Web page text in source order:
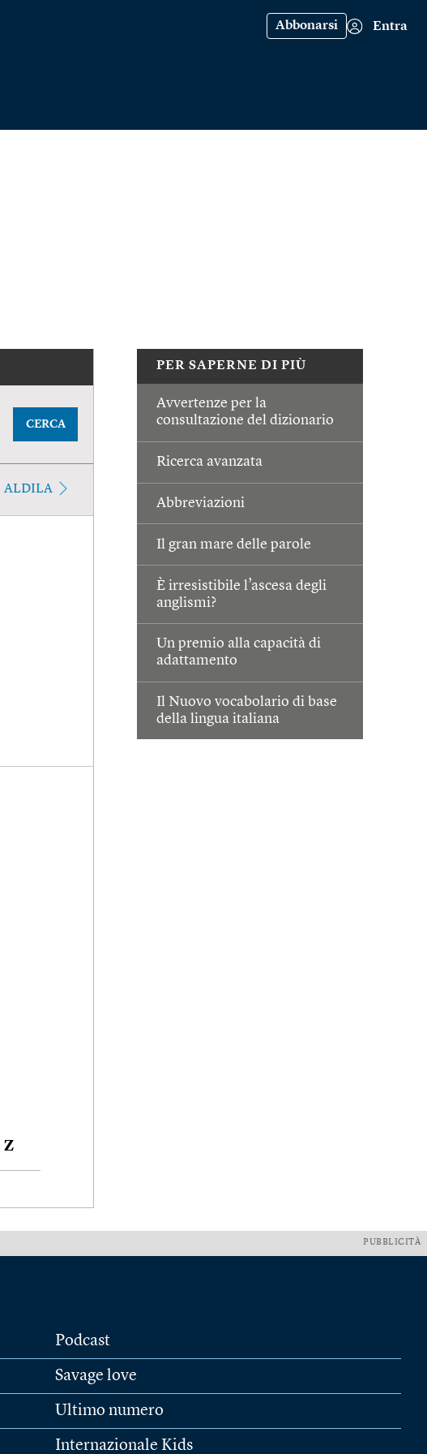
Abbonarsi Entra
PER SAPERNE DI PIÙ
Avvertenze per la
consultazione del dizionario
Ricerca avanzata
Abbreviazioni
Il gran mare delle parole
È irresistibile l’ascesa degli
anglismi?
Un premio alla capacità di
adattamento
Il Nuovo vocabolario di base
della lingua italiana
CERCA
ALDILA
Z
PUBBLICITÀ
Podcast
Savage love
Ultimo numero
Internazionale Kids